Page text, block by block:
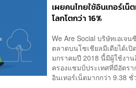
เผยคนไทยใช้อินเทอร์เ
โลกโตกว่า 16%
We Are Social บริษัทเอเจ
ตลาดบนโซเชียลมีเดียได้เ
มกราคมปี 2018 นี้มีผู้ใช้งา
ครองแชมป์ประเทศที่มีอัตร
อินเทอร์เน็ตมากกว่า 9.38